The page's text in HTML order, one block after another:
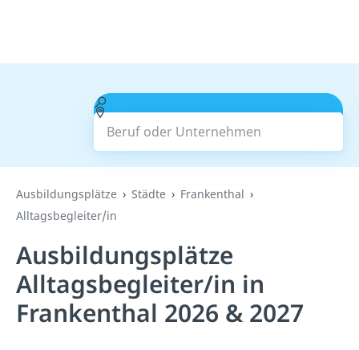
Beruf oder Unternehmen
Suchen
Ausbildungsplätze Städte
Frankenthal
Alltagsbegleiter/in
Ausbildungsplätze
Alltagsbegleiter/in in
Frankenthal 2026 & 2027